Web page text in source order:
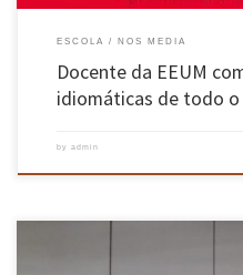
ESCOLA NOS MEDIA
Docente da EEUM
idiomáticas de todo o
by admin